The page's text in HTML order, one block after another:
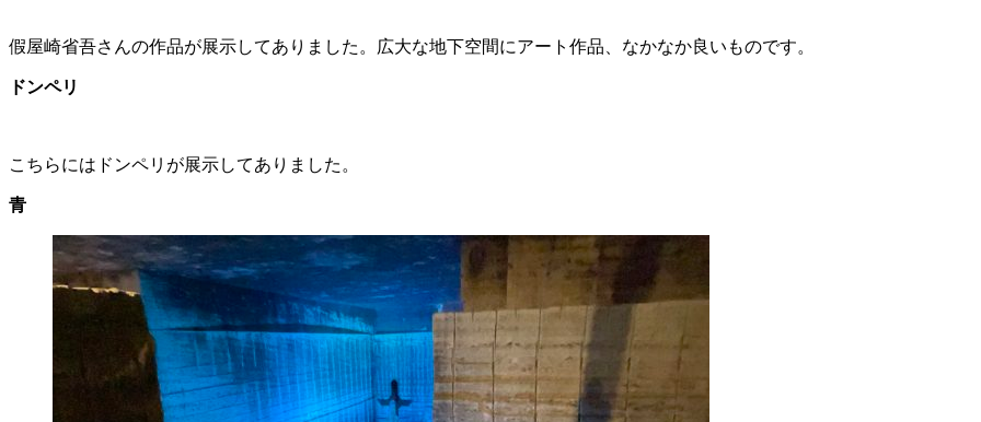
假屋崎省吾さんの作品が展示してありました。広大な地下空間にアート作品、なかなか良いものです。
ドンペリ
こちらにはドンペリが展示してありました。
青